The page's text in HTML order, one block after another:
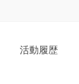
活動履歴